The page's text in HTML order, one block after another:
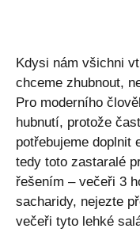
Kdysi nám všichni
chceme zhubnout,
Pro moderního
hubnutí, protože
potřebujeme doplnit
tedy toto zastaralé
řešením – večeři 3
sacharidy, nejezte
večeři tyto lehké